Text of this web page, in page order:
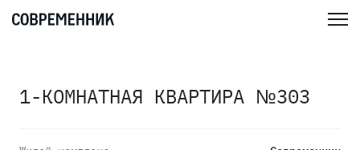
1-КОМНАТНАЯ КВАРТИРА №303